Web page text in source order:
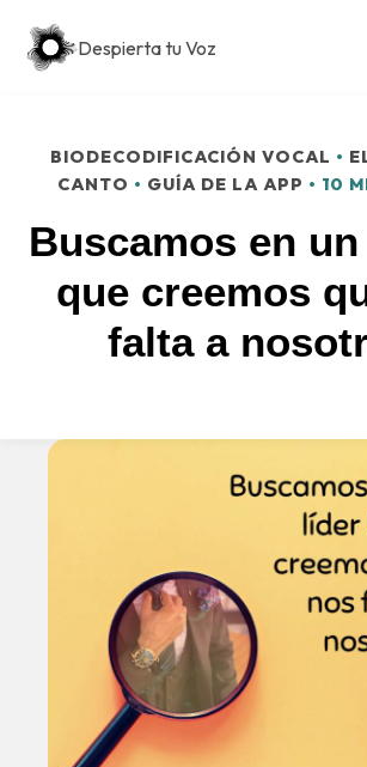
Despierta tu Voz
BIODECODIFICACIÓN VOCAL •
CANTO • GUÍA DE LA APP • 10
Buscamos en
que creemos
falta a